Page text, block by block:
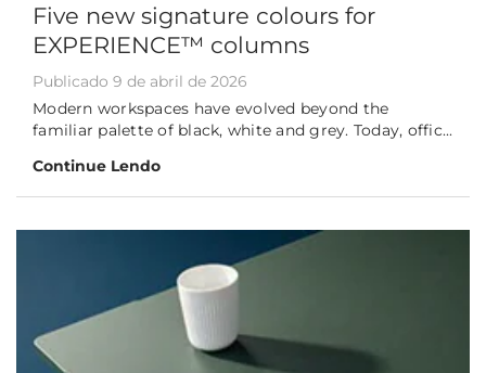
Five new signature colours for
EXPERIENCE™ columns
Publicado 9 de abril de 2026
Modern workspaces have evolved beyond the
familiar palette of black, white and grey. Today, offic...
Continue Lendo